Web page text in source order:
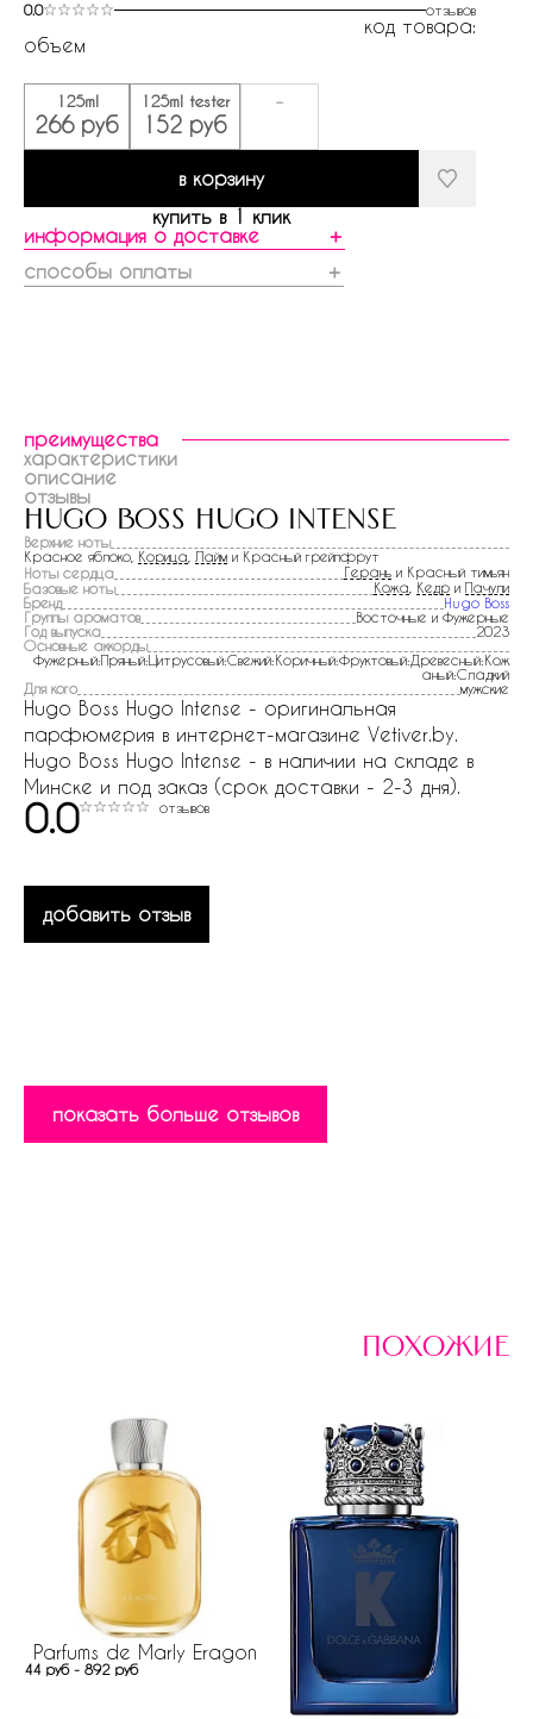
0.0 отзывов
код товара:
объем
125ml
266 руб
125ml tester
152 руб
-
в корзину
купить в 1 клик
информация о доставке
＋
способы оплаты
＋
преимущества
характеристики
описание
отзывы
hugo boss hugo intense
Верхние ноты
Красное яблоко, Корица Лайм и Красный грейпфрут
Ноты сердца
Герань и Красный тимьян
Базовые ноты
Кожа Кедр и Пачули
Бренд
Hugo Boss
Группы ароматов
Восточные и Фужерные
Год выпуска
2023
Основные аккорды
Фужерный:Пряный:Цитрусовый:Свежий:Коричный:Фруктовый:Древесный:Кож
аный:Сладкий
Для кого
мужские
Hugo Boss Hugo Intense - оригинальная
парфюмерия в интернет-магазине Vetiver.by.
Hugo Boss Hugo Intense - в наличии на складе в
Минске и под заказ (срок доставки - 2-3 дня).
0.0 отзывов
добавить отзыв
показать больше отзывов
похожие
Parfums de Marly Eragon
44 руб - 892 руб